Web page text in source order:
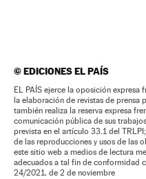
©EDICIONES EL PAÍS
EL PAÍS ejerce la oposición expresa
la elaboración de revistas de prensa
también realiza la reserva expresa
comunicación pública de sus
prevista en el artículo 33.1 del
de las reproducciones y usos de las
este sitio web a medios de lectura
adecuados a tal fin de conformidad
24/2021, de 2 de noviembre